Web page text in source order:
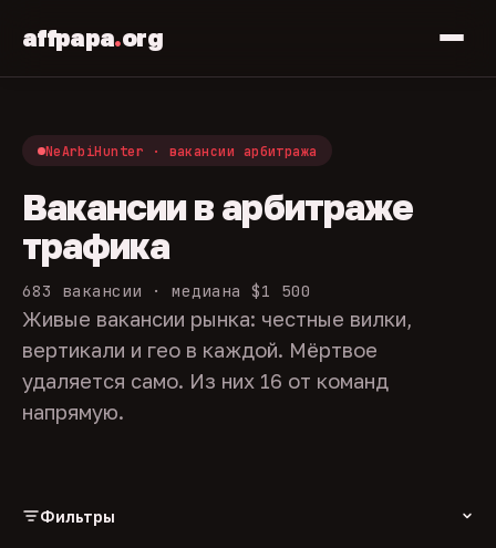
affpapa.org
NeArbiHunter · вакансии арбитража
Вакансии в арбитраже
трафика
683 вакансии · медиана $1 500
Живые вакансии рынка: честные вилки,
вертикали и гео в каждой. Мёртвое
удаляется само. Из них 16 от команд
напрямую.
Фильтры